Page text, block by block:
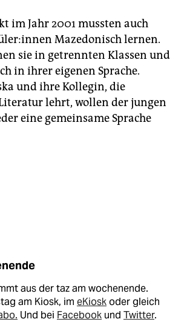
im Jahr 2001 mussten auch
Mazedonisch lernen.
sie in getrennten Klassen und
in ihrer eigenen Sprache.
und ihre Kollegin, die
lehrt, wollen der jungen
eine gemeinsame Sprache
aus der taz am wochenende.
am Kiosk, im eKioskoder gleich
Und bei Facebook und Twitter.